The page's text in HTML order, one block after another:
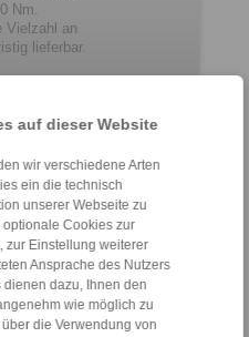
auf dieser Website
wir verschiedene Arten
ein die technisch
unserer Webseite zu
Cookies zur
zur Einstellung weiterer
Ansprache des Nutzers
dazu, Ihnen den
wie möglich zu
die Verwendung von
Nm.
Vielzahl an
lieferbar.